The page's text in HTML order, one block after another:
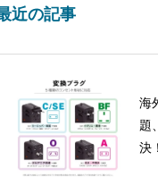
近の記事
海
題
決